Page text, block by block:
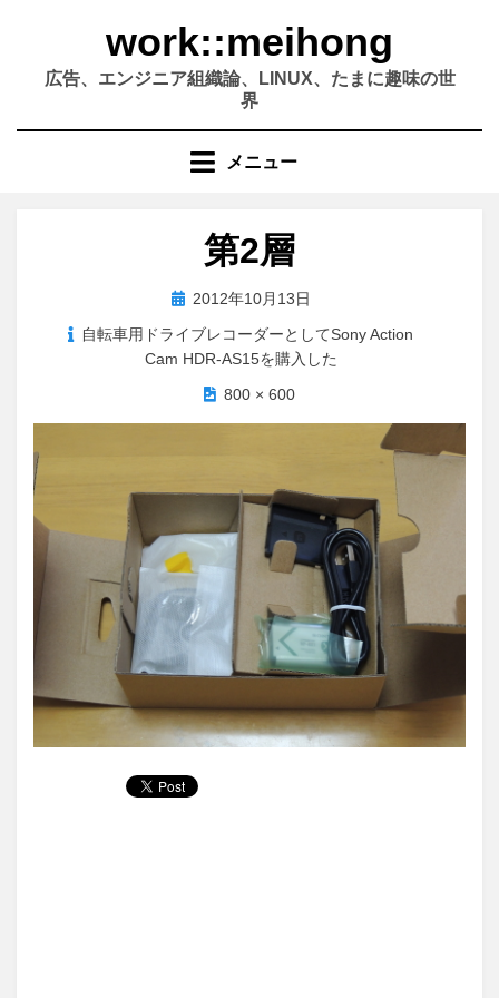
work::meihong
広告、エンジニア組織論、LINUX、たまに趣味の世
界
メニュー
第2層
投
日:
2012年10月13日
自転車用ドライブレコーダーとしてSony Action
Cam HDR-AS15を購入した
800 × 600